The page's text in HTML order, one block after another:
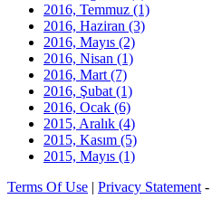
2016, Temmuz (1)
2016, Haziran (3)
2016, Mayıs (2)
2016, Nisan (1)
2016, Mart (7)
2016, Şubat (1)
2016, Ocak (6)
2015, Aralık (4)
2015, Kasım (5)
2015, Mayıs (1)
Terms Of Use | Privacy Statement -